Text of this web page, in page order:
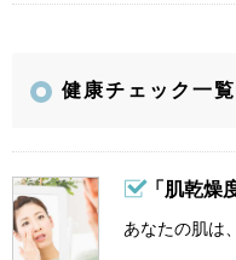
健康チェック一覧
「肌乾燥
あなたの肌は